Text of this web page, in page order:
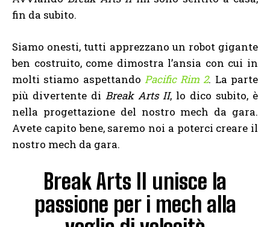
fin da subito.
Siamo onesti, tutti apprezzano un robot gigante
ben costruito, come dimostra l’ansia con cui in
molti stiamo aspettando Pacific Rim 2. La parte
più divertente di Break Arts II, lo dico subito, è
nella progettazione del nostro mech da gara.
Avete capito bene, saremo noi a poterci creare il
nostro mech da gara.
Break Arts II unisce la
passione per i mech alla